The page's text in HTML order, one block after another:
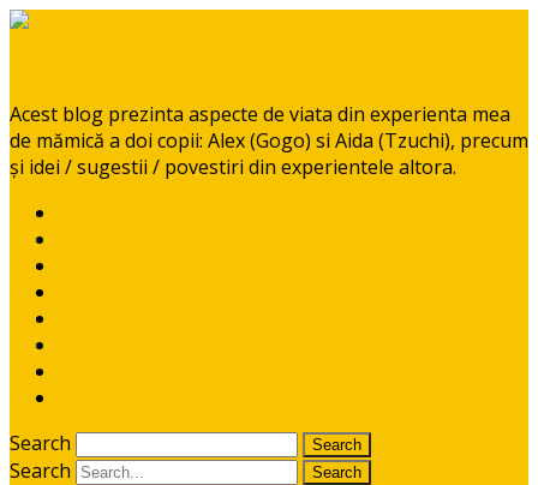
Acest blog prezinta aspecte de viata din experienta mea
de mămică a doi copii: Alex (Gogo) si Aida (Tzuchi), precum
și idei / sugestii / povestiri din experientele altora.
Search
Search